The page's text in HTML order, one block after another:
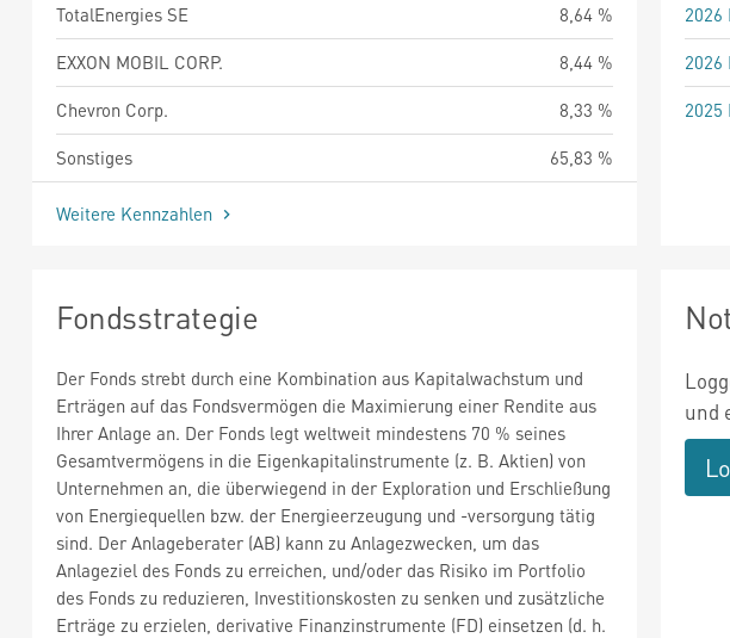
TotalEnergies SE
8,64 %
EXXON MOBIL CORP.
8,44 %
Chevron Corp.
8,33 %
Sonstiges
65,83 %
Weitere Kennzahlen
2026
2025
Fondsstrategie
Der Fonds strebt durch eine Kombination aus Kapitalwachstum und
Erträgen auf das Fondsvermögen die Maximierung einer Rendite aus
Ihrer Anlage an. Der Fonds legt weltweit mindestens 70 % seines
Gesamtvermögens in die Eigenkapitalinstrumente (z. B. Aktien) von
Unternehmen an, die überwiegend in der Exploration und Erschließung
von Energiequellen bzw. der Energieerzeugung und -versorgung tätig
sind. Der Anlageberater (AB) kann zu Anlagezwecken, um das
Anlageziel des Fonds zu erreichen, und/oder das Risiko im Portfolio
des Fonds zu reduzieren, Investitionskosten zu senken und zusätzliche
Erträge zu erzielen, derivative Finanzinstrumente (FD) einsetzen (d. h.
und